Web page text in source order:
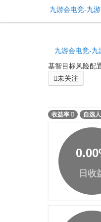
公开组合 -
九游会电竞-九
九游会电竞-九
基智目标风险配
未关注
收益率 自选
0.00
日收